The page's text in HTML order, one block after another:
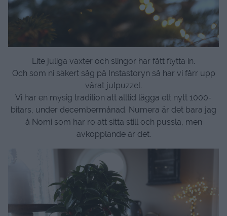
Lite juliga växter och slingor har fått flytta in.
Och som ni säkert såg på Instastoryn så har vi fårr upp
vårat julpuzzel.
Vi har en mysig tradition att alltid lägga ett nytt 1000-
bitars, under decembermånad. Numera är det bara jag
å Nomi som har ro att sitta still och pussla, men
avkopplande är det.